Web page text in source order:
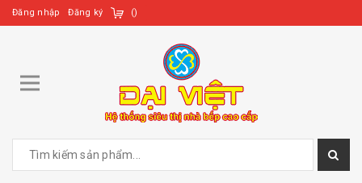
Đăng nhập Đăng ký ()